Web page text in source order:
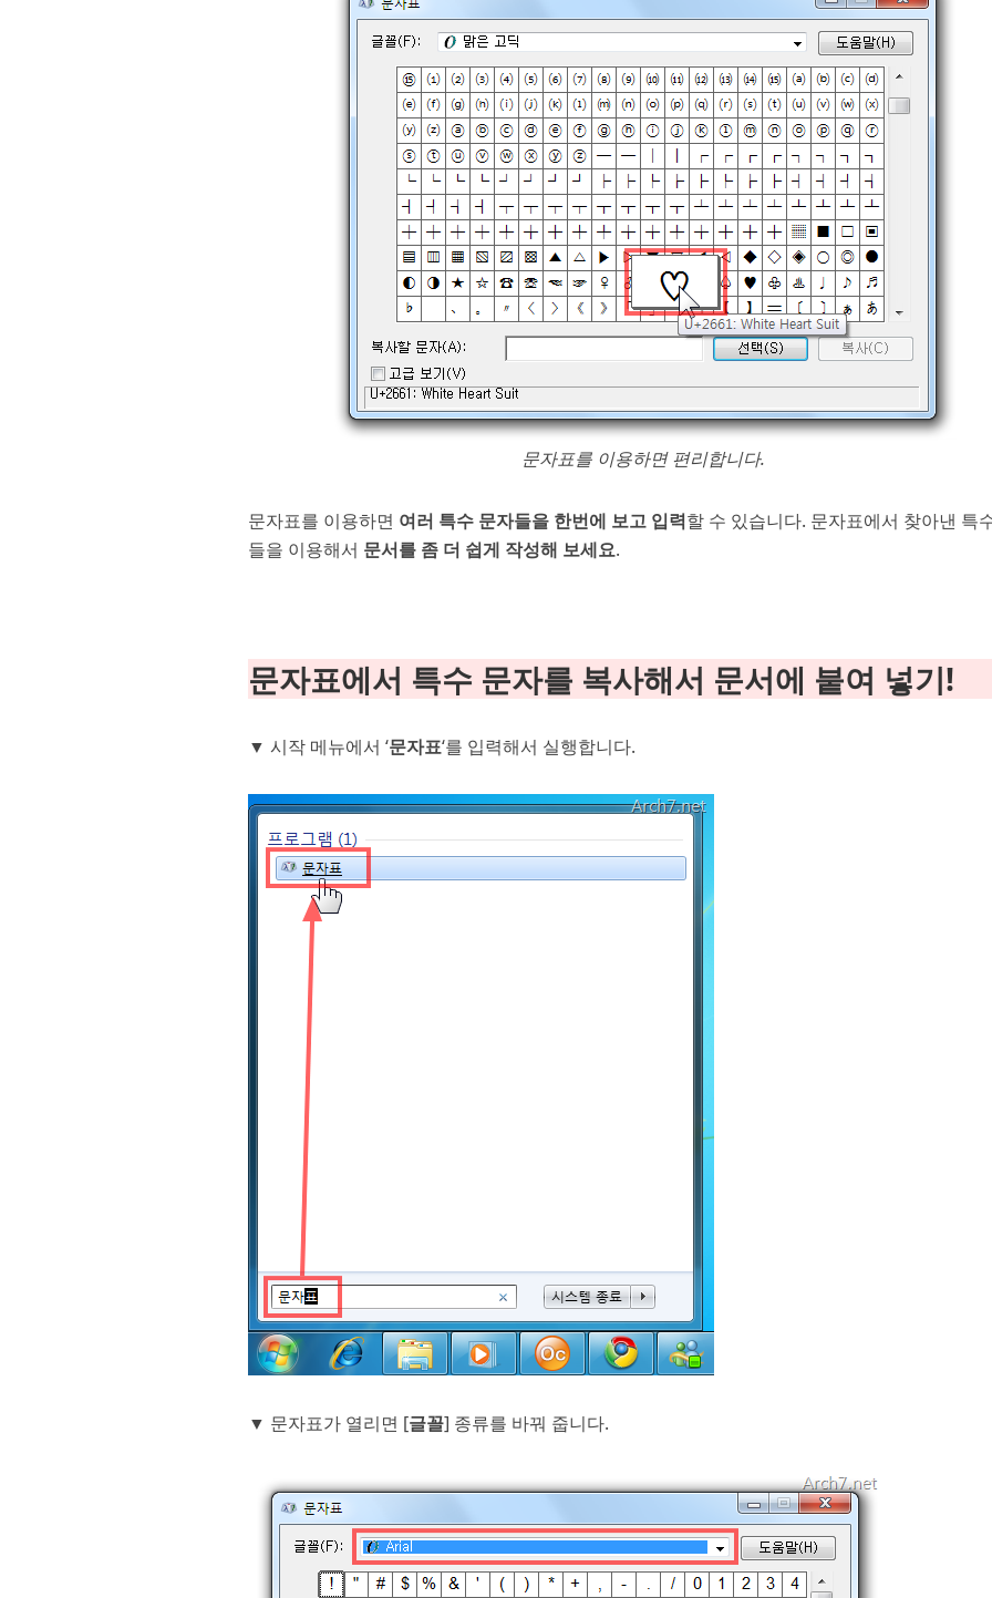
문자표를 이용하면 편리합니다.
문자표를 이용하면 여러 특수 문자들을 한번에 보고 입력할 수 있습니다. 문자표에서 찾아낸 특
들을 이용해서 문서를 좀 더 쉽게 작성해 보세요.
문자표에서 특수 문자를 복사해서 문서에 붙여 넣기!
▼ 시작 메뉴에서 ‘문자표‘를 입력해서 실행합니다.
▼ 문자표가 열리면 [글꼴] 종류를 바꿔 줍니다.